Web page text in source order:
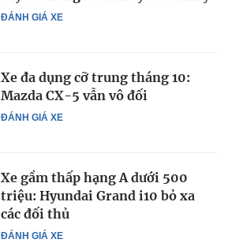
ĐÁNH GIÁ XE
ĐÁNH GIÁ XE
Xe đa dụng cỡ trung tháng 10:
Mazda CX-5 vẫn vô đối
ĐÁNH GIÁ XE
Xe gầm thấp hạng A dưới 500
triệu: Hyundai Grand i10 bỏ xa
các đối thủ